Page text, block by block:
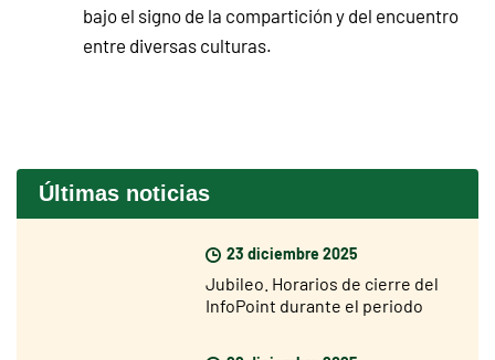
bajo el signo de la compartición y del encuentro
entre diversas culturas.
Últimas noticias
23 diciembre 2025
Jubileo. Horarios de cierre del
InfoPoint durante el periodo